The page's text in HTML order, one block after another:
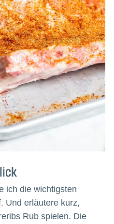
ich die wichtigsten
Und erläutere kurz,
Rub spielen. Die